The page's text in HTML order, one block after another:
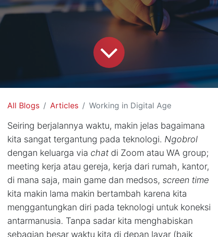
All Blogs Articles Working in Digital Age
Seiring berjalannya waktu, makin jelas bagaimana
kita sangat tergantung pada teknologi. Ngobrol
dengan keluarga via chat di Zoom atau WA group;
meeting kerja atau gereja, kerja dari rumah, kantor,
di mana saja, main game dan medsos, screen time
kita makin lama makin bertambah karena kita
menggantungkan diri pada teknologi untuk koneksi
antarmanusia. Tanpa sadar kita menghabiskan
sebagian besar waktu kita di depan layar (baik